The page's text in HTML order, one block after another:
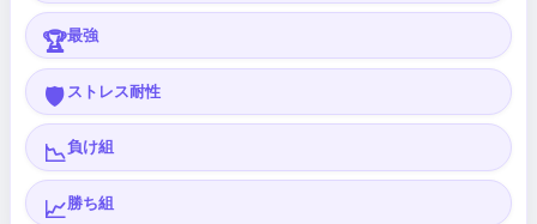
🏆最強
🛡️ ストレス耐性
📉負け組
📈勝ち組